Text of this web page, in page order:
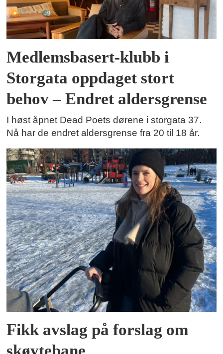
Medlemsbasert-klubb i
Storgata oppdaget stort
behov – Endret aldersgrense
I høst åpnet Dead Poets dørene i storgata 37.
Nå har de endret aldersgrense fra 20 til 18 år.
Fikk avslag på forslag om
skøytebane